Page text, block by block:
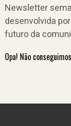
Newsletter
desenvolvida
futuro da
Opa! Não